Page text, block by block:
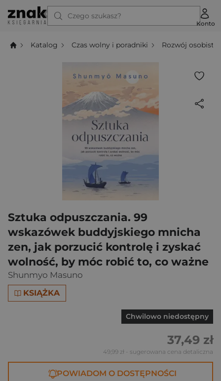
Czego szukasz?
Konto
Katalog Czas wolny i poradniki Rozwój osobisty
Sztuka odpuszczania. 99
wskazówek buddyjskiego mnicha
zen, jak porzucić kontrolę i zyskać
wolność, by móc robić to, co ważne
Shunmyo Masuno
KSIĄŻKA
Chwilowo niedostępny
37,49 zł
49,99 zł - sugerowana cena detaliczna
POWIADOM O DOSTĘPNOŚCI